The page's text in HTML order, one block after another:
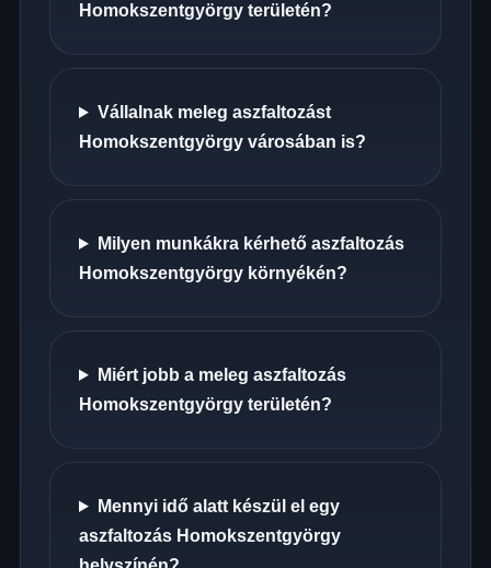
Homokszentgyörgy területén?
Vállalnak meleg aszfaltozást
Homokszentgyörgy városában is?
Milyen munkákra kérhető aszfaltozás
Homokszentgyörgy környékén?
Miért jobb a meleg aszfaltozás
Homokszentgyörgy területén?
Mennyi idő alatt készül el egy
aszfaltozás Homokszentgyörgy